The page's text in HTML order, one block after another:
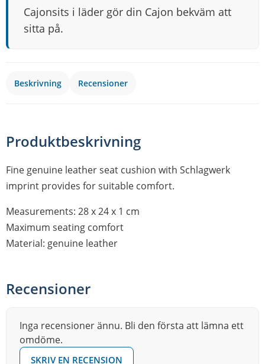
Cajonsits i läder gör din Cajon bekväm att
sitta på.
Beskrivning Recensioner
Produktbeskrivning
Fine genuine leather seat cushion with Schlagwerk
imprint provides for suitable comfort.
Measurements: 28 x 24 x 1 cm
Maximum seating comfort
Material: genuine leather
Recensioner
Inga recensioner ännu. Bli den första att lämna ett
omdöme.
SKRIV EN RECENSION